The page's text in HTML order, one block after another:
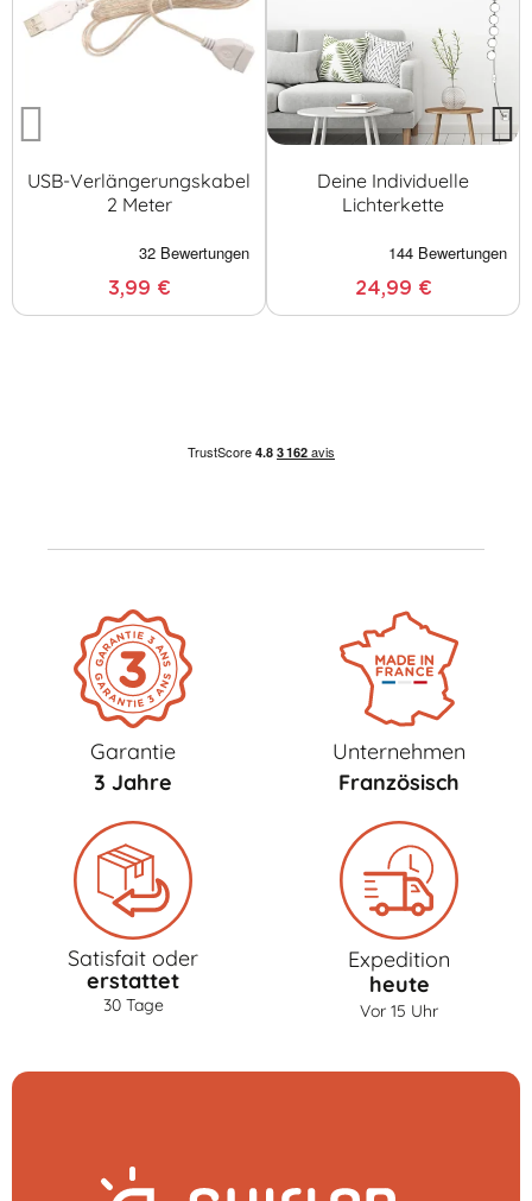
USB-Verlängerungskabel
2 Meter
3,99 €
Deine Individuelle
Lichterkette
24,99 €
Garantie
3 Jahre
Unternehmen
Französisch
Satisfait oder
erstattet
30 Tage
Expedition
heute
Vor 15 Uhr